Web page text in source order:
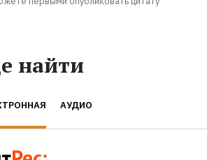
найти
АУДИО